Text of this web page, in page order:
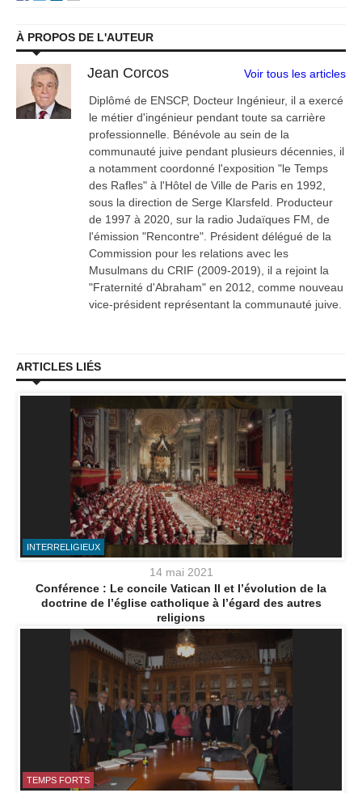
À PROPOS DE L'AUTEUR
Jean Corcos Voir tous les articles
Diplômé de ENSCP, Docteur Ingénieur, il a exercé
le métier d'ingénieur pendant toute sa carrière
professionnelle. Bénévole au sein de la
communauté juive pendant plusieurs décennies, il
a notamment coordonné l'exposition "le Temps
des Rafles" à l'Hôtel de Ville de Paris en 1992,
sous la direction de Serge Klarsfeld. Producteur
de 1997 à 2020, sur la radio Judaïques FM, de
l'émission "Rencontre". Président délégué de la
Commission pour les relations avec les
Musulmans du CRIF (2009-2019), il a rejoint la
"Fraternité d'Abraham" en 2012, comme nouveau
vice-président représentant la communauté juive.
ARTICLES LIÉS
INTERRELIGIEUX
14 mai 2021
Conférence : Le concile Vatican II et l’évolution de la
doctrine de l’église catholique à l’égard des autres
religions
TEMPS FORTS